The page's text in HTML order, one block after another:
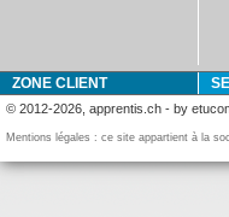
ZONE CLIENT
© 2012-2026, apprentis.ch - by
Mentions légales : ce site appartient à la